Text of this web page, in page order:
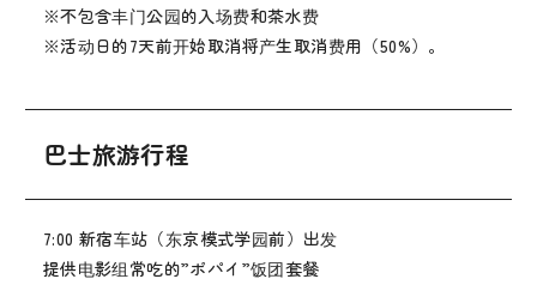
※不包含丰门公园的入场费和茶水费
※活动日的7天前开始取消将产生取消费用（50%）。
巴士旅游行程
7:00 新宿车站（东京模式学园前）出发
提供电影组常吃的”ポパイ”饭团套餐